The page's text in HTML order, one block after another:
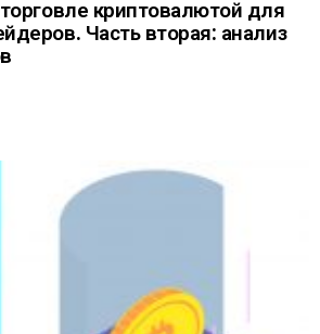
криптовалютой для
Часть вторая: анализ